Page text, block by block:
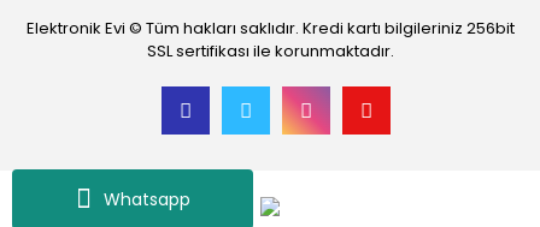
Whatsapp
Elektronik Evi © Tüm hakları saklıdır. Kredi kartı bilgileriniz 256bit
SSL sertifikası ile korunmaktadır.